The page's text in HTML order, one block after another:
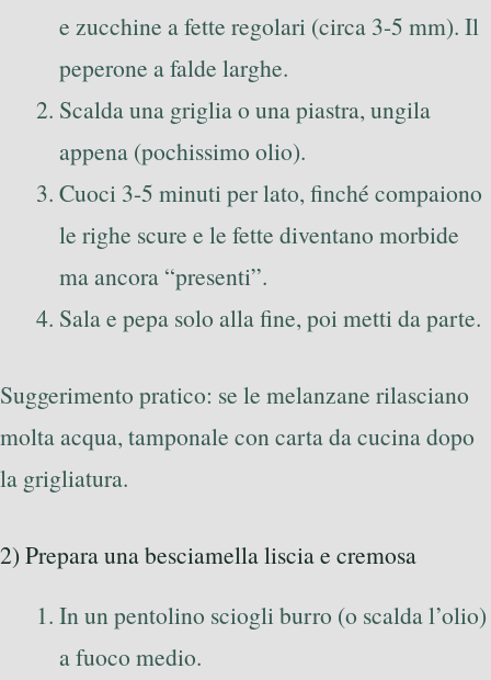
e zucchine a fette regolari (circa 3-5 mm). Il
peperone a falde larghe.
Scalda una griglia o una piastra, ungila
appena (pochissimo olio).
Cuoci 3-5 minuti per lato, finché compaiono
le righe scure e le fette diventano morbide
ma ancora “presenti”.
Sala e pepa solo alla fine, poi metti da parte.
Suggerimento pratico: se le melanzane rilasciano
molta acqua, tamponale con carta da cucina dopo
la grigliatura.
2) Prepara una besciamella liscia e cremosa
In un pentolino sciogli burro (o scalda l’olio)
a fuoco medio.